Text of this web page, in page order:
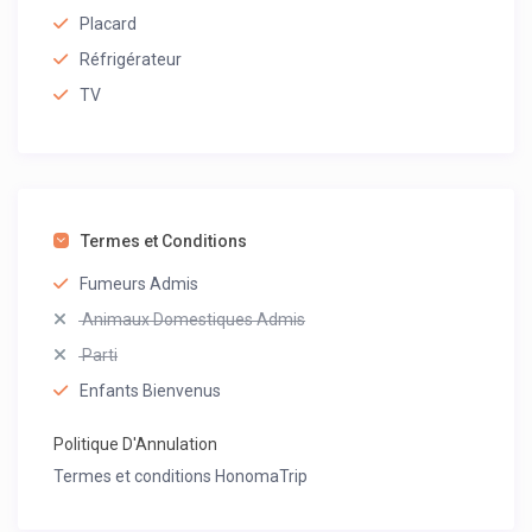
Placard
Réfrigérateur
TV
Termes et Conditions
Fumeurs Admis
Animaux Domestiques Admis
Parti
Enfants Bienvenus
Politique D'Annulation
Termes et conditions HonomaTrip